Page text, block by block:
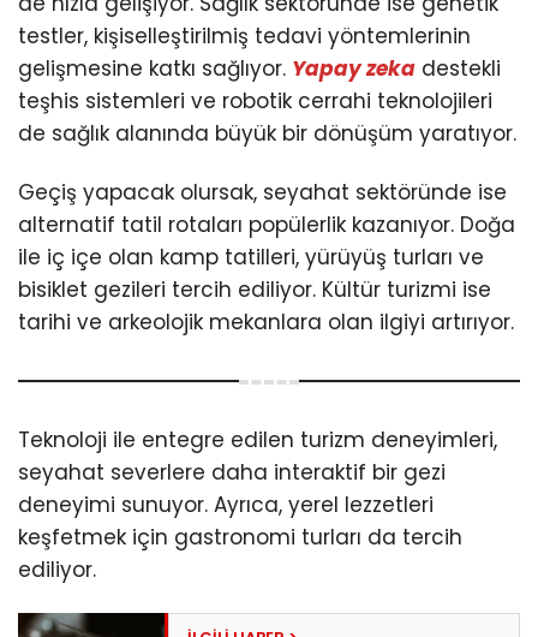
testler, kişiselleştirilmiş tedavi yöntemlerinin
gelişmesine katkı sağlıyor. Yapay zeka destekli
teşhis sistemleri ve robotik cerrahi teknolojileri
de sağlık alanında büyük bir dönüşüm yaratıyor.
Geçiş yapacak olursak, seyahat sektöründe ise
alternatif tatil rotaları popülerlik kazanıyor. Doğa
ile iç içe olan kamp tatilleri, yürüyüş turları ve
bisiklet gezileri tercih ediliyor. Kültür turizmi ise
tarihi ve arkeolojik mekanlara olan ilgiyi artırıyor.
Teknoloji ile entegre edilen turizm deneyimleri,
seyahat severlere daha interaktif bir gezi
deneyimi sunuyor. Ayrıca, yerel lezzetleri
keşfetmek için gastronomi turları da tercih
ediliyor.